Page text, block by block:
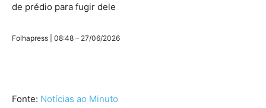
de prédio para fugir dele
Folhapress | 08:48 – 27/06/2026
Fonte: Notícias ao Minuto